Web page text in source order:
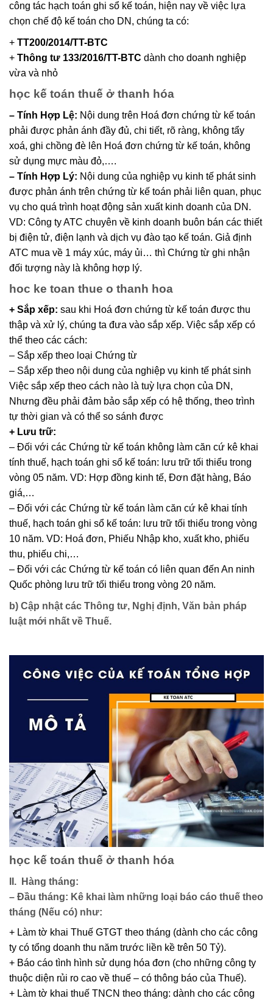
công tác hạch toán ghi sổ kế toán, hiện nay về việc lựa
chọn chế độ kế toán cho DN, chúng ta có:
+ TT200/2014/TT-BTC
+ Thông tư 133/2016/TT-BTC dành cho doanh nghiệp
vừa và nhỏ
học kế toán thuế ở thanh hóa
– Tính Hợp Lệ: Nội dung trên Hoá đơn chứng từ kế toán
phải được phản ánh đầy đủ, chi tiết, rõ ràng, không tẩy
xoá, ghi chồng đè lên Hoá đơn chứng từ kế toán, không
sử dụng mực màu đỏ,….
– Tính Hợp Lý: Nội dung của nghiệp vụ kinh tế phát sinh
được phản ánh trên chứng từ kế toán phải liên quan, phục
vụ cho quá trình hoạt động sản xuất kinh doanh của DN.
VD: Công ty ATC chuyên về kinh doanh buôn bán các thiết
bị điện tử, điện lạnh và dịch vụ đào tạo kế toán. Giả định
ATC mua về 1 máy xúc, máy ủi… thì Chứng từ ghi nhận
đối tượng này là không hợp lý.
hoc ke toan thue o thanh hoa
+ Sắp xếp: sau khi Hoá đơn chứng từ kế toán được thu
thập và xử lý, chúng ta đưa vào sắp xếp. Việc sắp xếp có
thể theo các cách:
– Sắp xếp theo loại Chứng từ
– Sắp xếp theo nội dung của nghiệp vụ kinh tế phát sinh
Việc sắp xếp theo cách nào là tuỳ lựa chọn của DN,
Nhưng đều phải đảm bảo sắp xếp có hệ thống, theo trình
tự thời gian và có thể so sánh được
+ Lưu trữ:
– Đối với các Chứng từ kế toán không làm căn cứ kê khai
tính thuế, hạch toán ghi sổ kế toán: lưu trữ tối thiểu trong
vòng 05 năm. VD: Hợp đồng kinh tế, Đơn đặt hàng, Báo
giá,…
– Đối với các Chứng từ kế toán làm căn cứ kê khai tính
thuế, hạch toán ghi sổ kế toán: lưu trữ tối thiểu trong vòng
10 năm. VD: Hoá đơn, Phiếu Nhập kho, xuất kho, phiếu
thu, phiếu chi,…
– Đối với các Chứng từ kế toán có liên quan đến An ninh
Quốc phòng lưu trữ tối thiểu trong vòng 20 năm.
b) Cập nhật các Thông tư, Nghị định, Văn bản pháp
luật mới nhất về Thuế.
học kế toán thuế ở thanh hóa
II. Hàng tháng:
– Đầu tháng: Kê khai làm những loại báo cáo thuế theo
tháng (Nếu có) như:
+ Làm tờ khai Thuế GTGT theo tháng (dành cho các công
ty có tổng doanh thu năm trước liền kề trên 50 Tỷ).
+ Báo cáo tình hình sử dụng hóa đơn (cho những công ty
thuộc diện rủi ro cao về thuế – có thông báo của Thuế).
+ Làm tờ khai thuế TNCN theo tháng: dành cho các công